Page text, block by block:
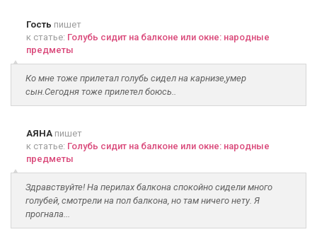
Гость пишет
к статье: Голубь сидит на балконе или окне: народные
предметы
Ко мне тоже прилетал голубь сидел на карнизе,умер
сын.Сегодня тоже прилетел боюсь..
АЯНА пишет
к статье: Голубь сидит на балконе или окне: народные
предметы
Здравствуйте! На перилах балкона спокойно сидели много
голубей, смотрели на пол балкона, но там ничего нету. Я
прогнала...